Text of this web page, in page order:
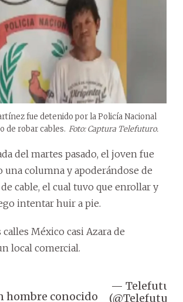
fue detenido por la Policía Nacional
de robar cables. Foto: Captura Telefuturo.
del martes pasado, el joven fue
una columna y apoderándose de
cable, el cual tuvo que enrollar y
intentar huir a pie.
calles México casi Azara de
local comercial.
hombre conocido
— Telefuturo
(@Telefuturo)